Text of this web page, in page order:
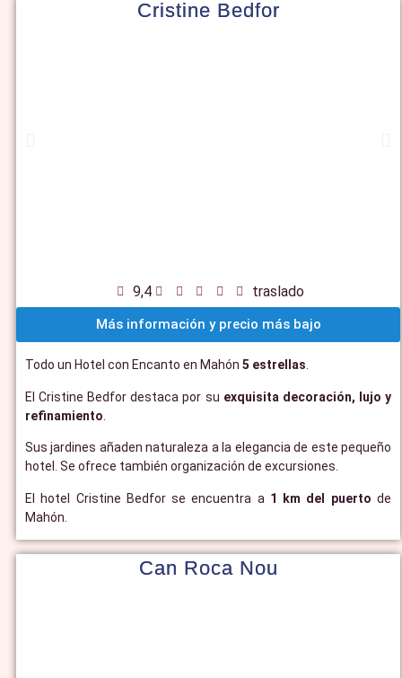
Cristine Bedfor
9,4 traslado
Más información y precio más bajo
Todo un Hotel con Encanto en Mahón 5 estrellas.
El Cristine Bedfor destaca por su exquisita decoración, lujo y
refinamiento
Sus jardines añaden naturaleza a la elegancia de este pequeño
hotel. Se ofrece también organización de excursiones.
El hotel Cristine Bedfor se encuentra a 1 km del puerto de
Mahón.
Can Roca Nou